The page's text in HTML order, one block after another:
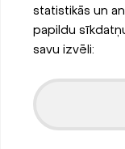
statistikās un
papildu
savu izvēli: